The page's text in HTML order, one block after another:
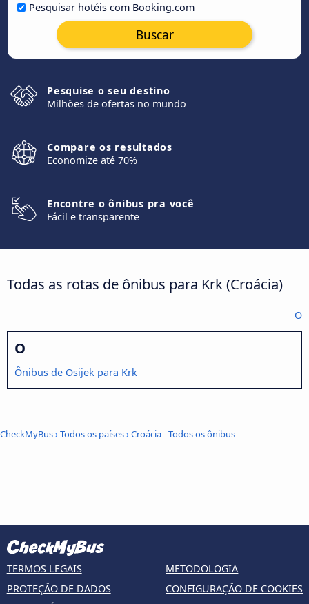
Pesquisar hotéis com Booking.com
Buscar
Pesquise o seu destino
Milhões de ofertas no mundo
Compare os resultados
Economize até 70%
Encontre o ônibus pra você
Fácil e transparente
Todas as rotas de ônibus para Krk (Croácia)
O
O
Ônibus de Osijek para Krk
CheckMyBus›Todos os países›Croácia - Todos os ônibus
TERMOS LEGAIS
PROTEÇÃO DE DADOS
METODOLOGIA
CONFIGURAÇÃO DE COOKIES